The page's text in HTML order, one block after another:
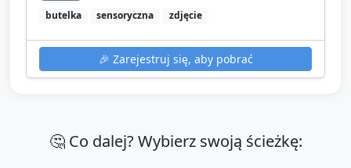
butelka
sensoryczna zdjęcie
🎉 Zarejestruj się, aby pobrać
🤔 Co dalej? Wybierz swoją ścieżkę: